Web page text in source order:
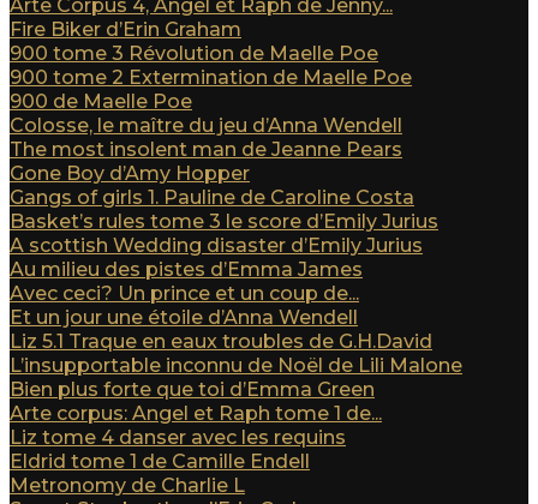
Arte Corpus 4, Angel et Raph de Jenny...
Fire Biker d’Erin Graham
900 tome 3 Révolution de Maelle Poe
900 tome 2 Extermination de Maelle Poe
900 de Maelle Poe
Colosse, le maître du jeu d’Anna Wendell
The most insolent man de Jeanne Pears
Gone Boy d’Amy Hopper
Gangs of girls 1. Pauline de Caroline Costa
Basket’s rules tome 3 le score d’Emily Jurius
A scottish Wedding disaster d’Emily Jurius
Au milieu des pistes d’Emma James
Avec ceci? Un prince et un coup de...
Et un jour une étoile d’Anna Wendell
Liz 5.1 Traque en eaux troubles de G.H.David
L’insupportable inconnu de Noël de Lili Malone
Bien plus forte que toi d’Emma Green
Arte corpus: Angel et Raph tome 1 de...
Liz tome 4 danser avec les requins
Eldrid tome 1 de Camille Endell
Metronomy de Charlie L